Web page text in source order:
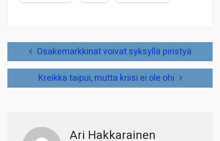
ArtikkelienOsakemarkkinat voivat syksyllä piristyä
Kreikka taipui, mutta kriisi ei ole ohi
Ari Hakkarainen